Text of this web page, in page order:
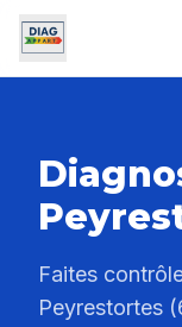
Faites
Peyrestortes